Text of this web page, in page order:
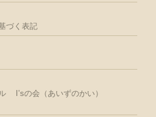
づく表記
I’sの会（あいずのかい）